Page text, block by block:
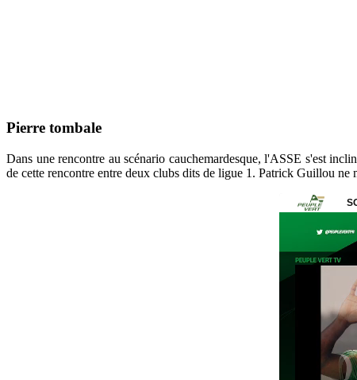
Pierre tombale
Dans une rencontre au scénario cauchemardesque, l'ASSE s'est
de cette rencontre entre deux clubs dits de ligue 1. Patrick Guillou ne